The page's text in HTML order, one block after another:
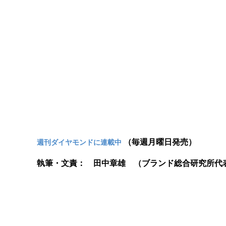
週刊ダイヤモンドに連載中 （毎週月曜日発売）
執筆・文責： 田中章雄 （ブランド総合研究所代